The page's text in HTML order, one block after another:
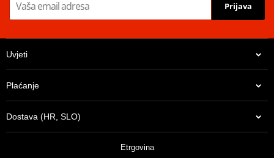
Prijava
Uvjeti
Plaćanje
Dostava (HR, SLO)
Etrgovina